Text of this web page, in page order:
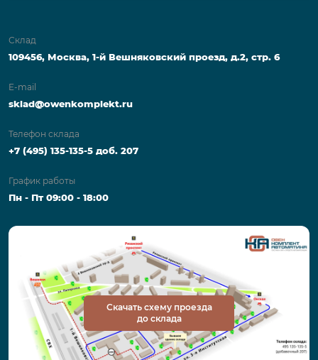
Склад
109456, Москва, 1-й Вешняковский проезд, д.2, стр. 6
E-mail
sklad@owenkomplekt.ru
Телефон склада
+7 (495) 135-135-5 доб. 207
График работы
Пн - Пт 09:00 - 18:00
Скачать схему проезда
до склада